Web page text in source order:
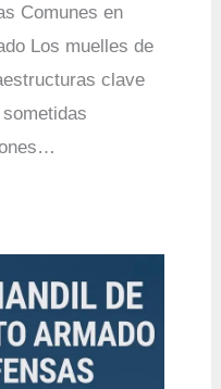
Comunes en
Los muelles de
clave